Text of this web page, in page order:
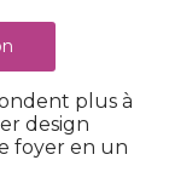
plus à
design
foyer en un